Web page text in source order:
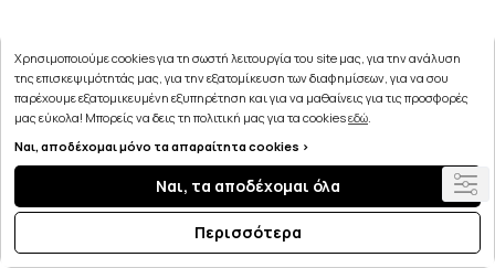
ΣΤΟ ΚΑΛΑΘΙ
Χρησιμοποιούμε cookies για τη σωστή λειτουργία του site μας, για την ανάλυση
της επισκεψιμότητάς μας, για την εξατομίκευση των διαφημίσεων, για να σου
παρέχουμε εξατομικευμένη εξυπηρέτηση και για να μαθαίνεις για τις προσφορές
μας εύκολα! Μπορείς να δεις τη πολιτική μας για τα cookiesεδώ.
Ναι, αποδέχομαι μόνο τα απαραίτητα cookies >
Ναι, τα αποδέχομαι όλα
Περισσότερα